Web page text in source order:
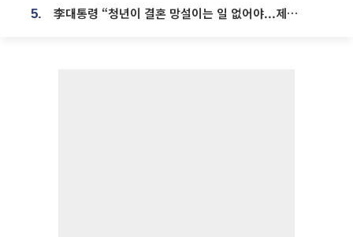
5. 李대통령 “청년이 결혼 망설이는 일 없어야...제도상 불이익 조사”